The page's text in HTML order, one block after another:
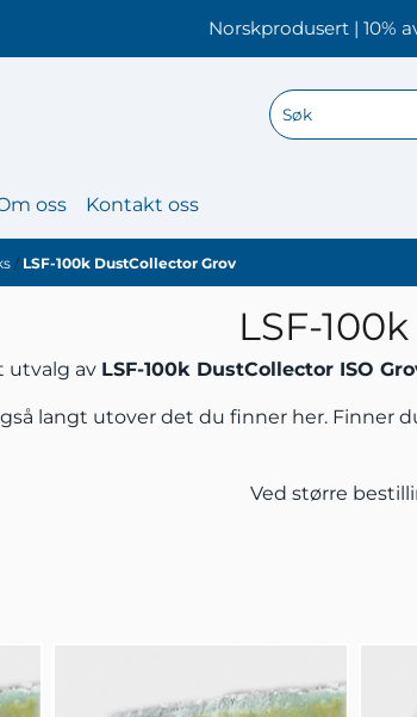
Norskprodusert | 10%
oss Kontakt oss
/ LSF-100k DustCollector Grov
LSF-
utvalg av LSF-100k DustCollector ISO
langt utover det du finner her. Finner
Ved større